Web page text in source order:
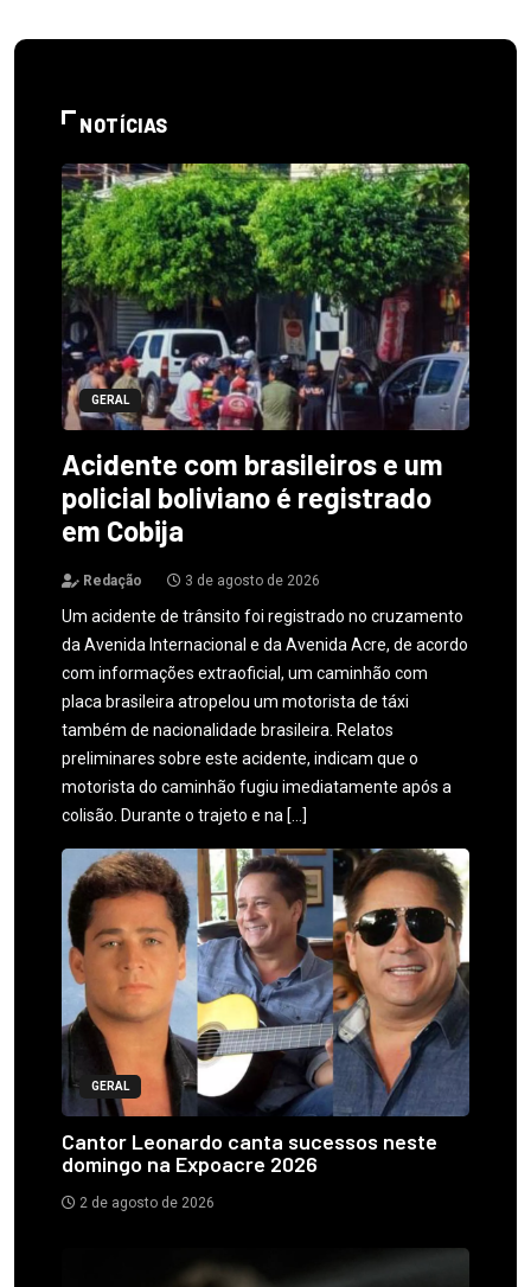
NOTÍCIAS
GERAL
Acidente com brasileiros e um
policial boliviano é registrado
em Cobija
Redação 3 de agosto de 2026
Um acidente de trânsito foi registrado no cruzamento
da Avenida Internacional e da Avenida Acre, de acordo
com informações extraoficial, um caminhão com
placa brasileira atropelou um motorista de táxi
também de nacionalidade brasileira. Relatos
preliminares sobre este acidente, indicam que o
motorista do caminhão fugiu imediatamente após a
colisão. Durante o trajeto e na […]
GERAL
Cantor Leonardo canta sucessos neste
domingo na Expoacre 2026
2 de agosto de 2026